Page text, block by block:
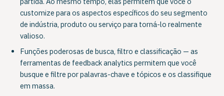
customize para os aspectos específicos do seu segmento
de indústria, produto ou serviço para torná-lo realmente
valioso.
Funções poderosas de busca, filtro e classificação — as
ferramentas de feedback analytics permitem que você
busque e filtre por palavras-chave e tópicos e os classifique
em massa.